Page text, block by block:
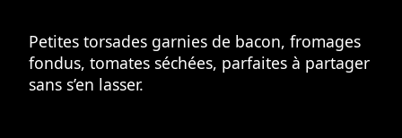
Petites torsades garnies de bacon, fromages
fondus, tomates séchées, parfaites à partager
sans s’en lasser.